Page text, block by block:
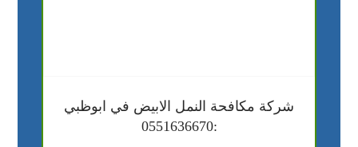
شركة مكافحة النمل الابيض في ابوظبي
:0551636670